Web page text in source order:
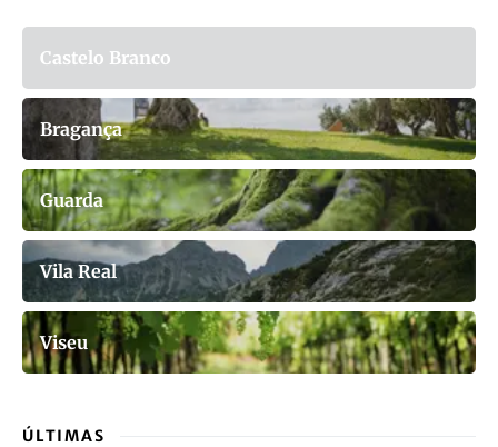
Castelo Branco
Bragança
Guarda
Vila Real
Viseu
ÚLTIMAS